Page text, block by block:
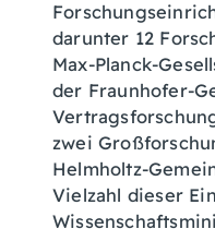
darunter 12
Max-Planck-
der Fraunhofer-
zwei
Helmholtz-
Vielzahl dieser